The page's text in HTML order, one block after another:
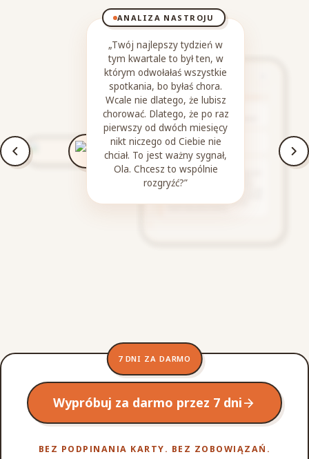
ANALIZA NASTROJU
„Twój najlepszy tydzień w
tym kwartale to był ten, w
którym odwołałaś wszystkie
spotkania, bo byłaś chora.
Wcale nie dlatego, że lubisz
chorować. Dlatego, że po raz
pierwszy od dwóch miesięcy
nikt niczego od Ciebie nie
chciał. To jest ważny sygnał,
Ola. Chcesz to wspólnie
rozgryźć?”
7 DNI ZA DARMO
Wypróbuj za darmo przez 7 dniarrow_forward
BEZ PODPINANIA KARTY. BEZ ZOBOWIĄZAŃ.